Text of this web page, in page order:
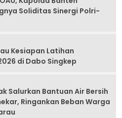
Soliditas Sinergi Polri-
Kesiapan Latihan
di Dabo Singkep
Salurkan Bantuan Air Bersih
Ringankan Beban Warga